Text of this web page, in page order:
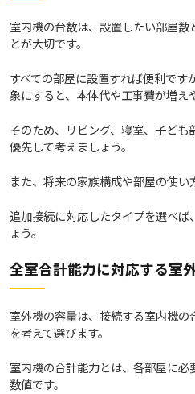
室内機の台数は、設置したい部屋
とが大切です。
すべての部屋に設置すれば便利で
象にすると、本体代や工事費が増え
そのため、リビング、寝室、子ども
優先して考えましょう。
また、将来の家族構成や部屋の使い
追加接続に対応したタイプを選べ
ょう。
全室合計能力に対応する室
室外機の容量は、接続する室内機
を考えて選びます。
室内機の合計能力とは、各部屋に
数値です。